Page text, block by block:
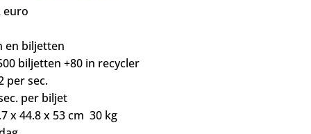
euro
en biljetten
biljetten +80 in recycler
per sec.
per biljet
x 44.8 x 53 cm 30 kg